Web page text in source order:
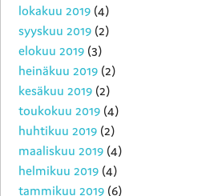
lokakuu 2019 (4)
syyskuu 2019 (2)
elokuu 2019 (3)
heinäkuu 2019 (2)
kesäkuu 2019 (2)
toukokuu 2019 (4)
huhtikuu 2019 (2)
maaliskuu 2019 (4)
helmikuu 2019 (4)
tammikuu 2019 (6)